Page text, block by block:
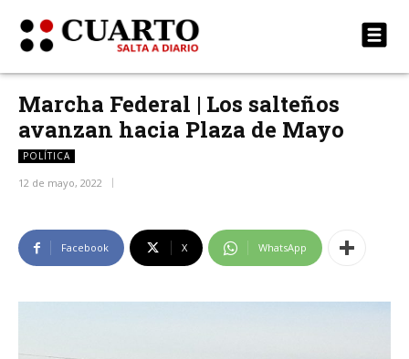
Marcha Federal | Los salteños
avanzan hacia Plaza de Mayo
POLÍTICA
12 de mayo, 2022
Facebook X WhatsApp